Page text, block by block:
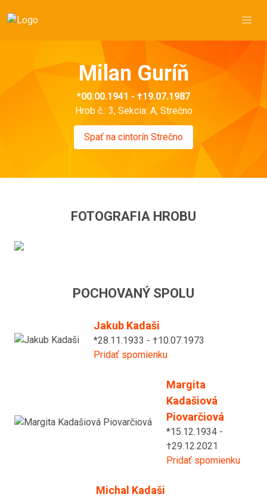
Milan Guríň
*00.00.1941 - †19.07.1987
Hrob č.: 3, Sekcia: A, Strečno
Spať na cintorín Strečno
FOTOGRAFIA HROBU
POCHOVANÝ SPOLU
Jakub Kadaši
*28.11.1933 - †10.07.1973
Pridať spomienku
Margita
Kadašiová
Piovarčiová
*15.12.1934 -
†29.12.2021
Pridať spomienku
Michal Kadaši